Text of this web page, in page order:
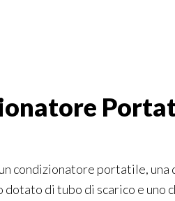
condizionatore portatile,
di tubo di scarico e uno